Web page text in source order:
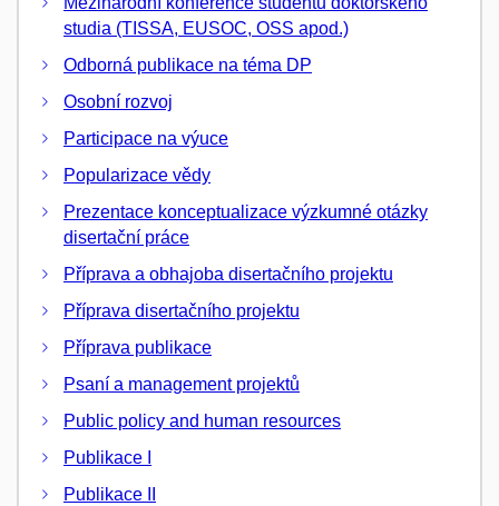
studia (TISSA, EUSOC, OSS apod.)
Odborná publikace na téma DP
Osobní rozvoj
Participace na výuce
Popularizace vědy
Prezentace konceptualizace výzkumné otázky
disertační práce
Příprava a obhajoba disertačního projektu
Příprava disertačního projektu
Příprava publikace
Psaní a management projektů
Public policy and human resources
Publikace I
Publikace II